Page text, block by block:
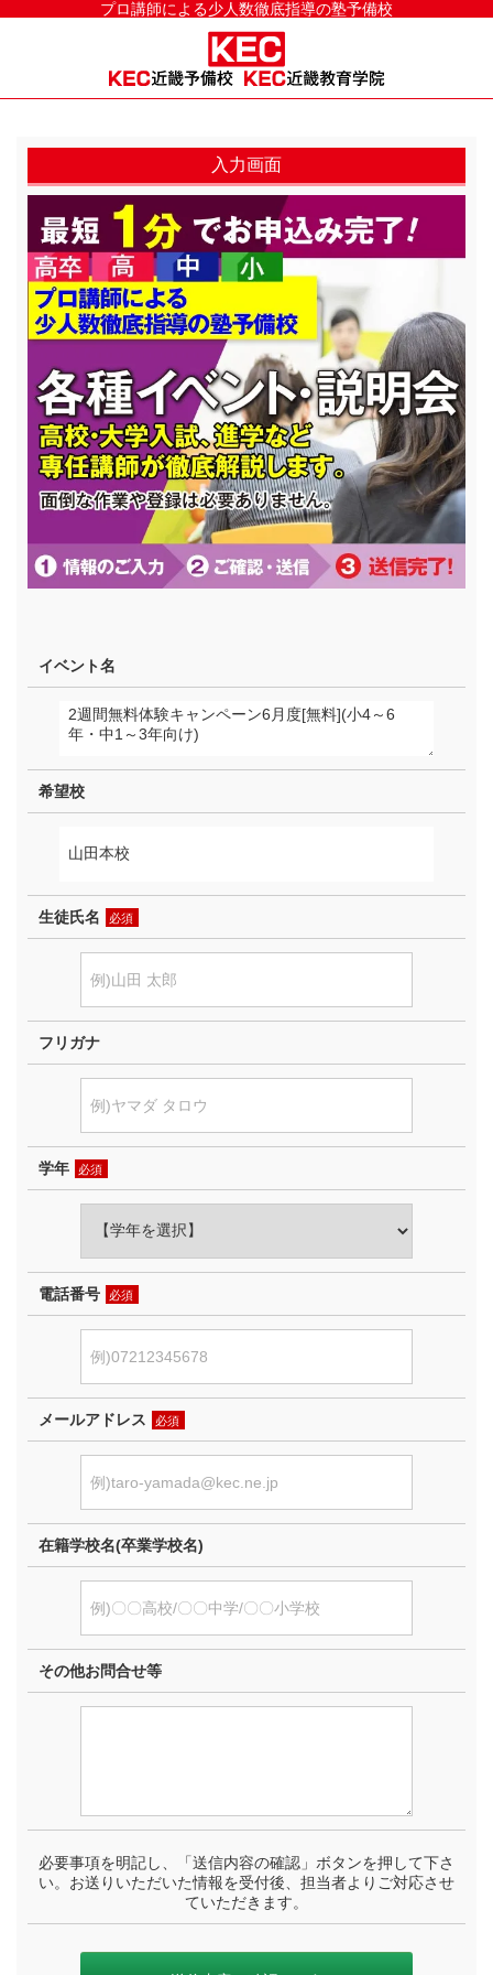
プロ講師による少人数徹底指導の塾予備校
入力画面
イベント名
希望校
生徒氏名 必須
フリガナ
学年 必須
電話番号 必須
メールアドレス 必須
在籍学校名(卒業学校名)
その他お問合せ等
必要事項を明記し、「送信内容の確認」ボタンを押して下さ
い。お送りいただいた情報を受付後、担当者よりご対応させ
ていただきます。